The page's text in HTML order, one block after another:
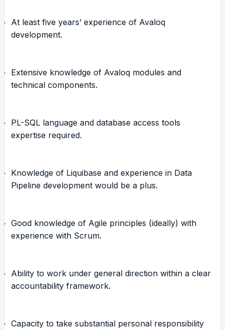
At least five years’ experience of Avaloq
development.
Extensive knowledge of Avaloq modules and
technical components.
PL-SQL language and database access tools
expertise required.
Knowledge of Liquibase and experience in Data
Pipeline development would be a plus.
Good knowledge of Agile principles (ideally) with
experience with Scrum.
Ability to work under general direction within a clear
accountability framework.
Capacity to take substantial personal responsibility